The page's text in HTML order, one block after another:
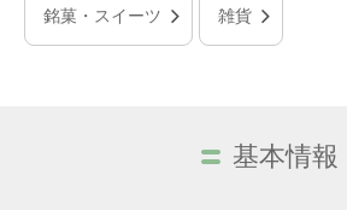
銘菓・スイーツ 雑貨
基本情報